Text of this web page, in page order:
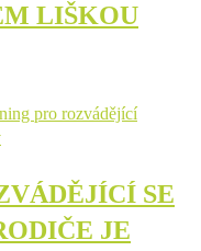
LIŠKOU
SE
JE